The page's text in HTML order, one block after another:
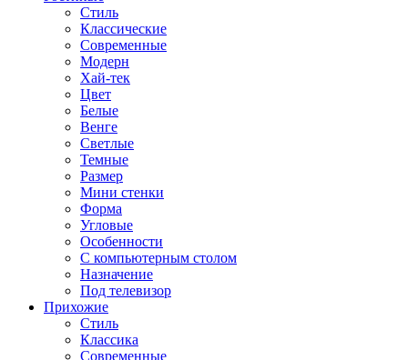
Стиль
Классические
Современные
Модерн
Хай-тек
Цвет
Белые
Венге
Светлые
Темные
Размер
Мини стенки
Форма
Угловые
Особенности
С компьютерным столом
Назначение
Под телевизор
Прихожие
Стиль
Классика
Современные